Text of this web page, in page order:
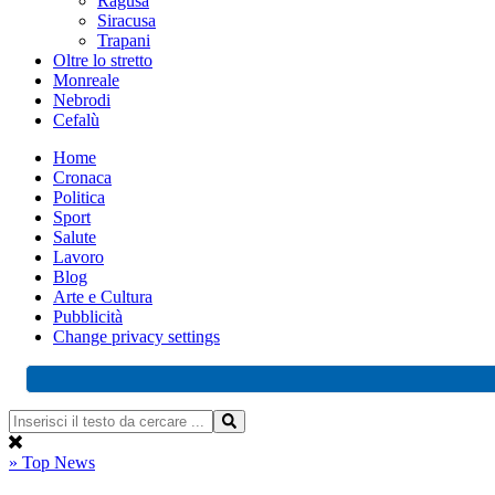
Siracusa
Trapani
Oltre lo stretto
Monreale
Nebrodi
Cefalù
Home
Cronaca
Politica
Sport
Salute
Lavoro
Blog
Arte e Cultura
Pubblicità
Change privacy settings
» Top News